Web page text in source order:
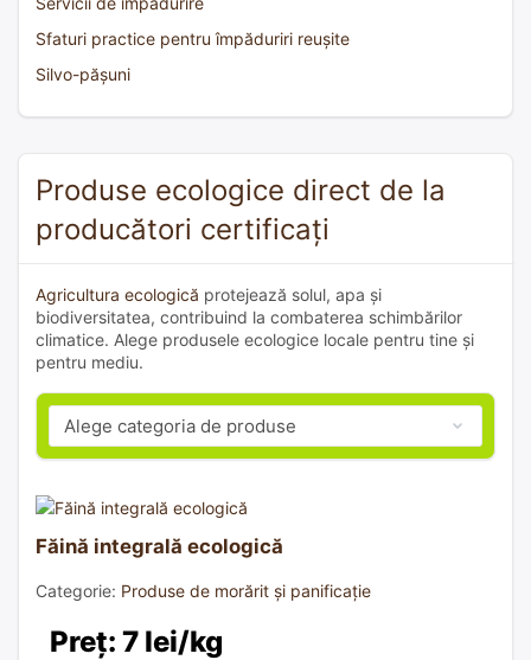
Sfaturi practice pentru împăduriri reușite
Silvo-pășuni
Produse ecologice direct de la
producători certificați
Agricultura ecologică protejează solul, apa și
biodiversitatea, contribuind la combaterea schimbărilor
climatice. Alege produsele ecologice locale pentru tine și
pentru mediu.
Făină integrală ecologică
Categorie: Produse de morărit și panificație
Preț: 7 lei/kg